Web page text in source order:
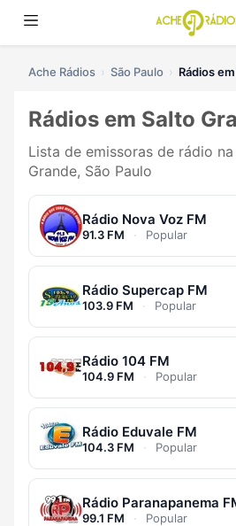
Ache Rádios São Paulo Rádios
Rádios em Salto
Lista de emissoras de rádio
Grande, São Paulo
Rádio Nova Voz FM
91.3 FM · Popular
Rádio Supercap FM
103.9 FM · Popular
Rádio 104 FM
104.9 FM · Popular
Rádio Eduvale FM
104.3 FM · Popular
Rádio Paranapanema
99.1 FM · Popular